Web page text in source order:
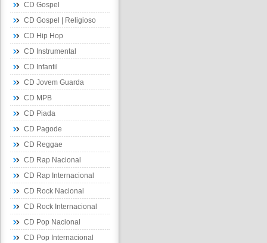
CD Gospel
CD Gospel | Religioso
CD Hip Hop
CD Instrumental
CD Infantil
CD Jovem Guarda
CD MPB
CD Piada
CD Pagode
CD Reggae
CD Rap Nacional
CD Rap Internacional
CD Rock Nacional
CD Rock Internacional
CD Pop Nacional
CD Pop Internacional